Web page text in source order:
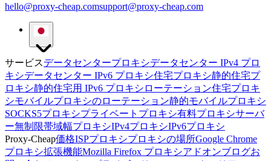
hello@proxy-cheap.comsupport@proxy-cheap.com
サービスデータセンタープロキシデータセンター IPv4 プロ
キシデータセンター IPv6 プロキシ住宅プロキシ静的住宅プ
ロキシ静的住宅用 IPv6 プロキシ ローテーション住宅プロキ
シモバイルプロキシのローテーション静的モバイルプロキシ
SOCKS5プロキシプライベートプロキシ有料プロキシサーバ
ー無制限帯域幅プロキシIPv4プロキシIPv6プロキシ
Proxy-Cheap価格ISPプロキシプロキシの場所Google Chrome
プロキシ拡張機能Mozilla Firefox プロキシアドオンブログお